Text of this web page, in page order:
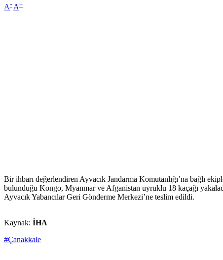
A- A+
Bir ihbarı değerlendiren Ayvacık Jandarma Komutanlığı’na bağlı
bulunduğu Kongo, Myanmar ve Afganistan uyruklu 18 kaçağı
Ayvacık Yabancılar Geri Gönderme Merkezi’ne teslim edildi.
Kaynak: İHA
#Çanakkale